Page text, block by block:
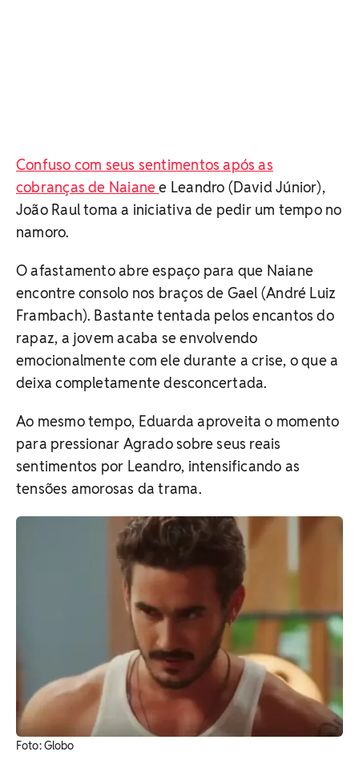
Confuso com seus sentimentos após as
cobranças de Naianee Leandro (David Júnior),
João Raul toma a iniciativa de pedir um tempo no
namoro.
O afastamento abre espaço para que Naiane
encontre consolo nos braços de Gael (André Luiz
Frambach). Bastante tentada pelos encantos do
rapaz, a jovem acaba se envolvendo
emocionalmente com ele durante a crise, o que a
deixa completamente desconcertada.
Ao mesmo tempo, Eduarda aproveita o momento
para pressionar Agrado sobre seus reais
sentimentos por Leandro, intensificando as
tensões amorosas da trama.
Foto: Globo